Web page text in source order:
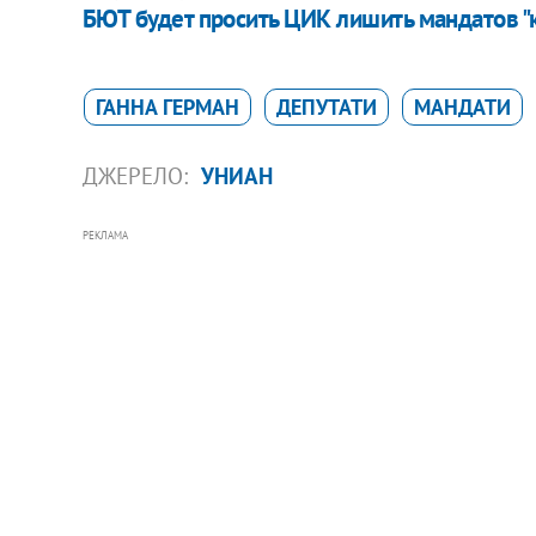
БЮТ будет просить ЦИК лишить мандатов
ГАННА ГЕРМАН ДЕПУТАТИ МАНДАТИ
ДЖЕРЕЛО: УНИАН
РЕКЛАМА